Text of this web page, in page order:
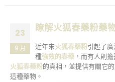
23
9 月
瞭解火狐春藥粉藥
近年來火狐春藥粉引起了
種強效的春藥 ，而有人則
火狐春藥粉的真相，並提供有關它
這種藥物。